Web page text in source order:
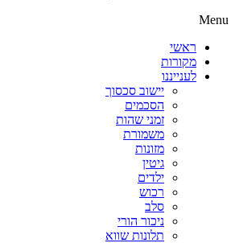
Menu
ראשי
מקורות
לענייננו
יישוב סכסוך
הסכמים
זמני שהות
משמורת
מזונות
גיטין
ילדים
רכוש
סלב
ניכור הורי
תלונות שווא